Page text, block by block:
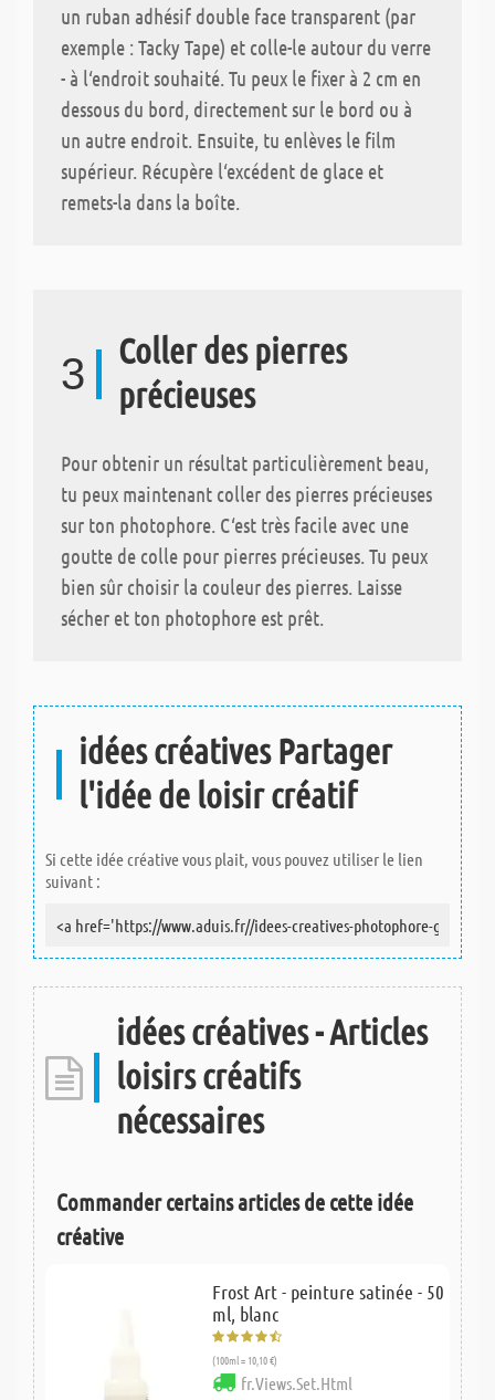
un ruban adhésif double face transparent (par
exemple : Tacky Tape) et colle-le autour du verre
- à l‘endroit souhaité. Tu peux le fixer à 2 cm en
dessous du bord, directement sur le bord ou à
un autre endroit. Ensuite, tu enlèves le film
supérieur. Récupère l‘excédent de glace et
remets-la dans la boîte.
3
Coller des pierres
précieuses
Pour obtenir un résultat particulièrement beau,
tu peux maintenant coller des pierres précieuses
sur ton photophore. C‘est très facile avec une
goutte de colle pour pierres précieuses. Tu peux
bien sûr choisir la couleur des pierres. Laisse
sécher et ton photophore est prêt.
idées créatives Partager
l'idée de loisir créatif
Si cette idée créative vous plait, vous pouvez utiliser le lien
suivant :
idées créatives - Articles
loisirs créatifs
nécessaires
Commander certains articles de cette idée
créative
Frost Art - peinture satinée - 50
ml, blanc
(100ml = 10,10 €)
fr.Views.Set.Html